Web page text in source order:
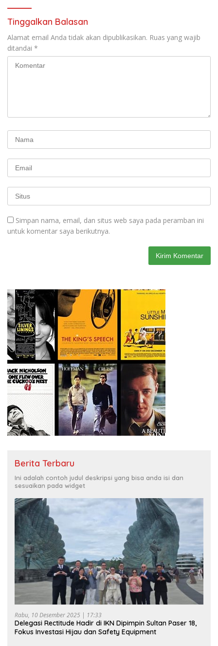
Tinggalkan Balasan
Alamat email Anda tidak akan dipublikasikan. Ruas yang wajib
ditandai *
Simpan nama, email, dan situs web saya pada peramban ini
untuk komentar saya berikutnya.
Berita Terbaru
Ini adalah contoh judul deskripsi yang bisa anda isi dan
sesuaikan pada widget
Rabu, 10 Desember 2025 | 17:33
Delegasi Rectitude Hadir di IKN Dipimpin Sultan Paser 18,
Fokus Investasi Hijau dan Safety Equipment